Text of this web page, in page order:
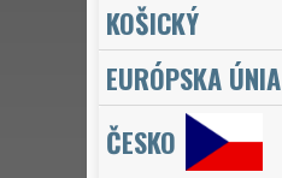
KOŠICKÝ
EURÓPSKA ÚNIA
ČESKO